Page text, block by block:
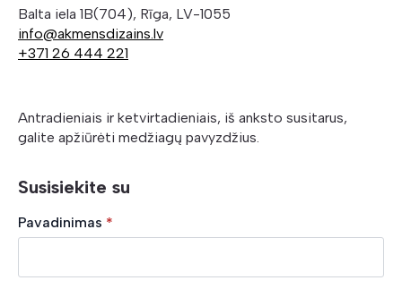
Balta iela 1B(704), Rīga, LV-1055
info@akmensdizains.lv
+371 26 444 221
Antradieniais ir ketvirtadieniais, iš anksto susitarus,
galite apžiūrėti medžiagų pavyzdžius.
Susisiekite su
Pavadinimas *